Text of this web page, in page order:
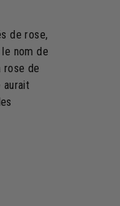
de rose,
nom de
rose de
aurait